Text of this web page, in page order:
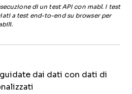
di un test API con mabl. I test
a test end-to-end su browser per
dai dati con dati di